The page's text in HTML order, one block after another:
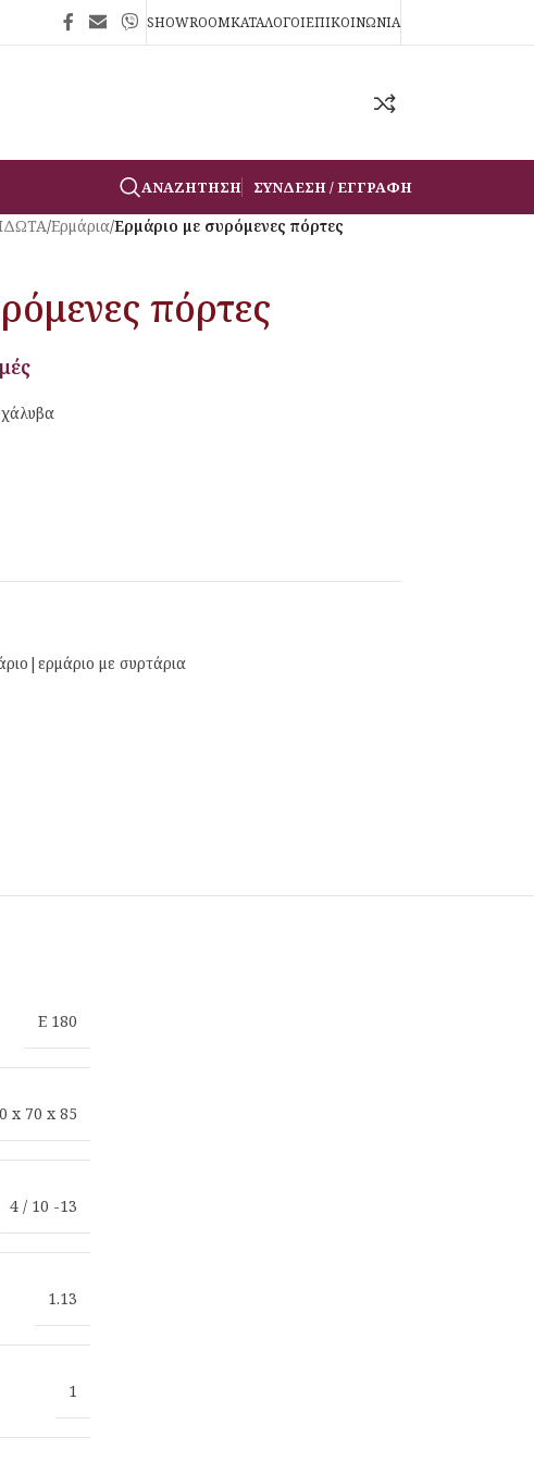
SHOWROOMΚΑΤΑΛΟΓΟΙΕΠΙΚΟΙΝΩΝΙΑ
ΑΝΑΖΉΤΗΣΗ ΣΎΝΔΕΣΗ / ΕΓΓΡΑΦΉ
/Ερμάρια/Ερμάριο με συρόμενες πόρτες
πόρτες
με συρτάρια
E 180
x 70 x 85
4 / 10 -13
1.13
1